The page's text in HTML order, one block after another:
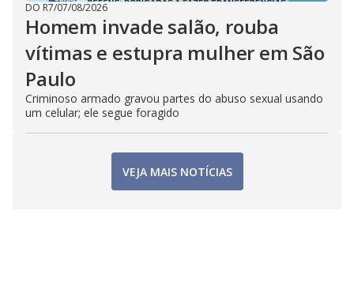
DO R7/07/08/2026
Homem invade salão, rouba
vítimas e estupra mulher em São
Paulo
Criminoso armado gravou partes do abuso sexual usando
um celular; ele segue foragido
VEJA MAIS NOTÍCIAS